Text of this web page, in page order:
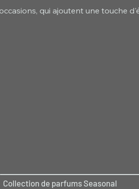
qui ajoutent une touche
Collection de parfums Seasonal